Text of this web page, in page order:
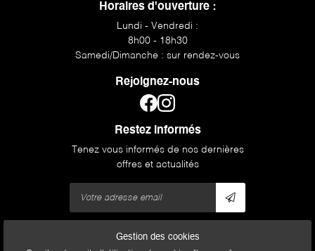
Horaires d'ouverture :
Lundi - Vendredi :
8h00 - 18h30
Samedi/Dimanche : sur rendez-vous
Rejoignez-nous
Restez informés
Tenez vous informés de nos dernières
offres et actualités
Mentions Légales
Gestion des cookies